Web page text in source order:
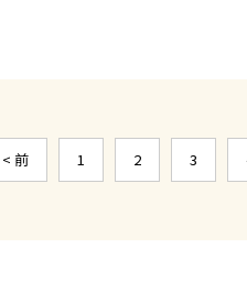
< 前 1 2 3